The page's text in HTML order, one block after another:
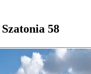
58